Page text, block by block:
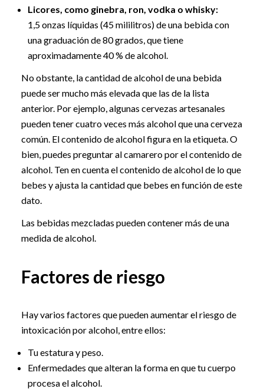
Licores, como ginebra, ron, vodka o whisky:
1,5 onzas líquidas (45 mililitros) de una bebida con
una graduación de 80 grados, que tiene
aproximadamente 40 % de alcohol.
No obstante, la cantidad de alcohol de una bebida
puede ser mucho más elevada que las de la lista
anterior. Por ejemplo, algunas cervezas artesanales
pueden tener cuatro veces más alcohol que una cerveza
común. El contenido de alcohol figura en la etiqueta. O
bien, puedes preguntar al camarero por el contenido de
alcohol. Ten en cuenta el contenido de alcohol de lo que
bebes y ajusta la cantidad que bebes en función de este
dato.
Las bebidas mezcladas pueden contener más de una
medida de alcohol.
Factores de riesgo
Hay varios factores que pueden aumentar el riesgo de
intoxicación por alcohol, entre ellos:
Tu estatura y peso.
Enfermedades que alteran la forma en que tu cuerpo
procesa el alcohol.